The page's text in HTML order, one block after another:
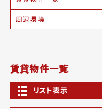
周辺環境
賃貸物件一覧
リスト表示